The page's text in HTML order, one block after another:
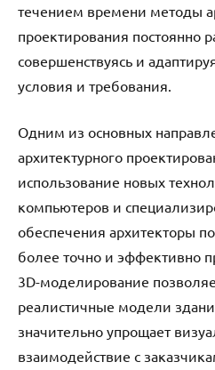
течением времени методы
проектирования постоянно
совершенствуясь и
условия и требования.
Одним из основных
архитектурного
использование новых
компьютеров и
обеспечения архитекторы
более точно и эффективно
3D-моделирование
реалистичные модели
значительно упрощает
взаимодействие с